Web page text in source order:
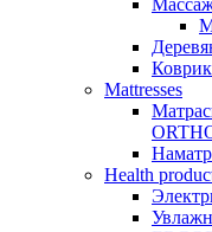
Мattresses
Health